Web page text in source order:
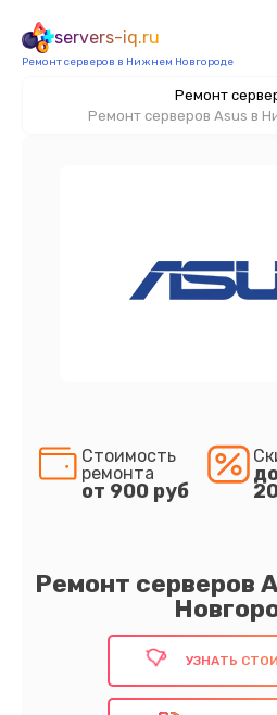
servers-iq.ru
Ремонт серверов в Нижнем Новгороде
Ремонт
Ремонт серверов Asus в
Ремонт серверов
Стоимость
ремонта
от 900 руб
УЗНАТЬ